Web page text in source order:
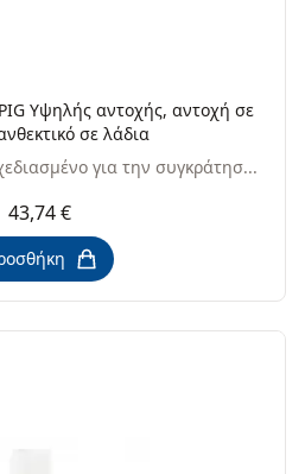
Υψηλής αντοχής, αντοχή σε
σε λάδια
για την συγκράτησ...
43,74 €